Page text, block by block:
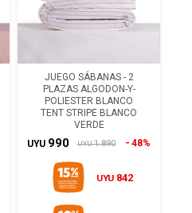
JUEGO SÁBANAS - 2
PLAZAS ALGODON-Y-
POLIESTER BLANCO
TENT STRIPE BLANCO
VERDE
UYU 990 UYU 1.890 48%
UYU 842